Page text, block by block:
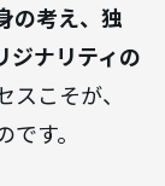
の考え、独
ジナリティの
スこそが、
す。